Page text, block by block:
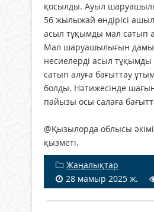
қосылды. Ауыл
56 жылыжай өндірісі
асыл тұқымды мал сатып
Мал шаруашылығын
несиелерді асыл тұқымды
сатып алуға бағыттау
болды. Нәтижесінде
пайызы осы салаға
@Қызылорда облысы
қызметі.
Жаңалықтар
28 мамыр 2025 ж.